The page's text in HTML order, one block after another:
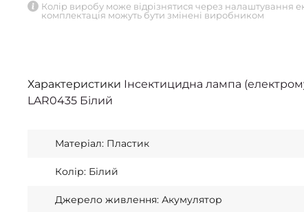
Колір виробу може відрізнятися через налаштування
комплектація можуть бути змінені виробником
Характеристики Інсектицидна лампа
LAR0435 Білий
Матеріал: Пластик
Колір: Білий
Джерело живлення: Акумулятор